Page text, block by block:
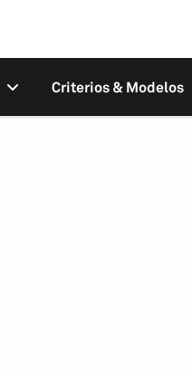
Criterios & Modelos